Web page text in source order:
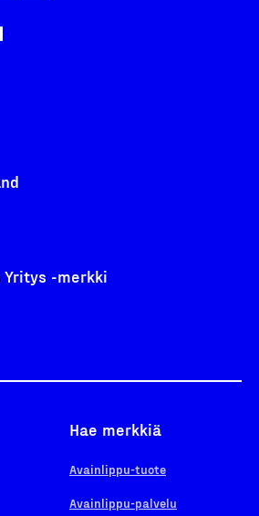
-merkki
Hae merkkiä
Avainlippu-tuote
Avainlippu-palvelu